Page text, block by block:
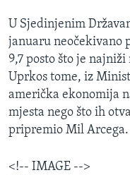
PRATITE NAS
Jezici
U Sjedinjenim
januaru neočekivano
9,7 posto što je
Uprkos tome, iz
američka ekonomija
mjesta nego što ih
pripremio Mil Arcega.
<!-- IMAGE -->